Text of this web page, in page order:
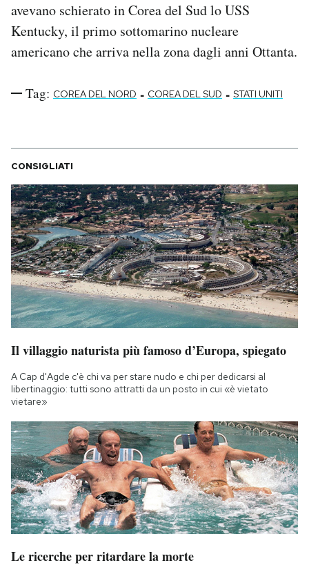
avevano schierato in Corea del Sud lo USS
Kentucky, il primo sottomarino nucleare
americano che arriva nella zona dagli anni Ottanta.
Tag: COREA DEL NORD - COREA DEL SUD - STATI UNITI
CONSIGLIATI
Il villaggio naturista più famoso d’Europa, spiegato
A Cap d'Agde c'è chi va per stare nudo e chi per dedicarsi al
libertinaggio: tutti sono attratti da un posto in cui «è vietato
vietare»
Le ricerche per ritardare la morte